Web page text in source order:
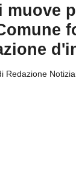
muove
Redazione